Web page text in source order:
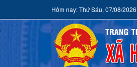
Hôm nay: Thứ Sáu, 07/08/2026